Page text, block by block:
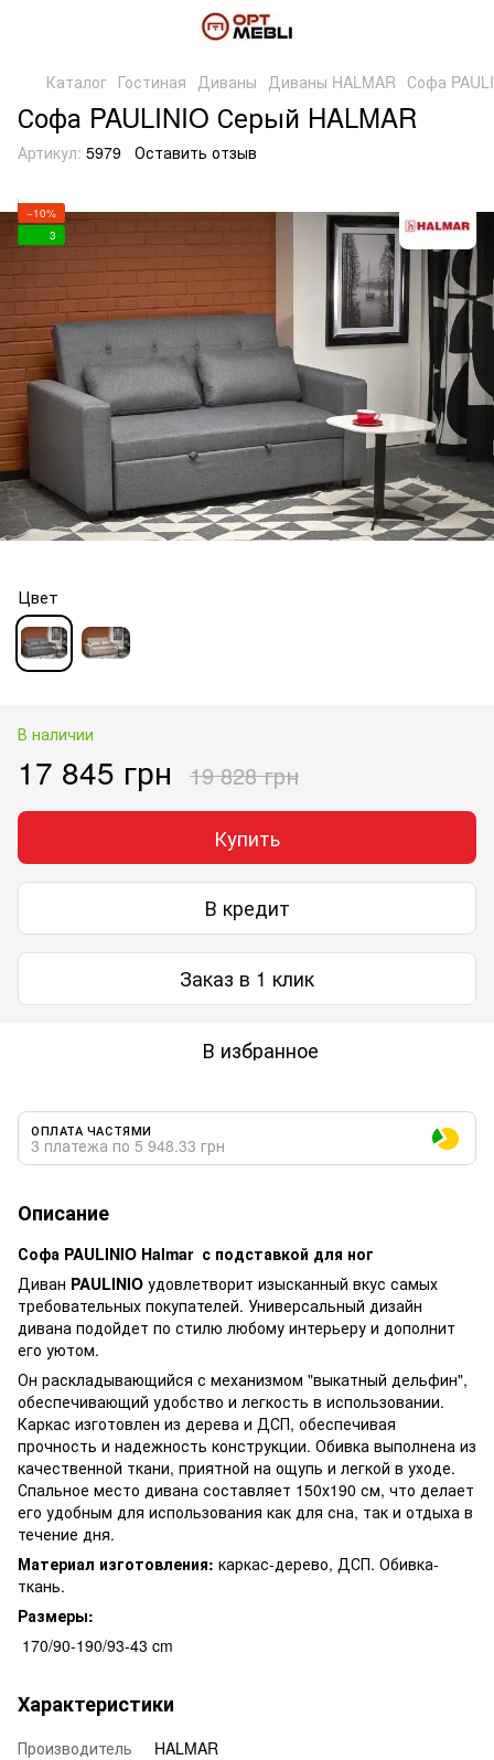
Каталог Гостиная Диваны Диваны HALMAR Софа
Софа PAULINIO Серый HALMAR
Артикул: 5979 Оставить отзыв
−10%
3
Цвет
В наличии
17 845 грн 19 828 грн
Купить
В кредит
Заказ в 1 клик
В избранное
ОПЛАТА ЧАСТЯМИ
3 платежа по 5 948.33 грн
Описание
Софа PAULINIO Halmar с подставкой для ног
Диван PAULINIO удовлетворит изысканный вкус самых
требовательных покупателей. Универсальный дизайн
дивана подойдет по стилю любому интерьеру и дополнит
его уютом.
Он раскладывающийся с механизмом "выкатный дельфин",
обеспечивающий удобство и легкость в использовании.
Каркас изготовлен из дерева и ДСП, обеспечивая
прочность и надежность конструкции. Обивка выполнена из
качественной ткани, приятной на ощупь и легкой в уходе.
Спальное место дивана составляет 150х190 см, что делает
его удобным для использования как для сна, так и отдыха в
течение дня.
Материал изготовления: каркас-дерево, ДСП. Обивка-
ткань.
Размеры:
170/90-190/93-43 cm
Характеристики
Производитель
HALMAR